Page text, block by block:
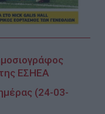
ΕΣΗΕΑ
(24-03-